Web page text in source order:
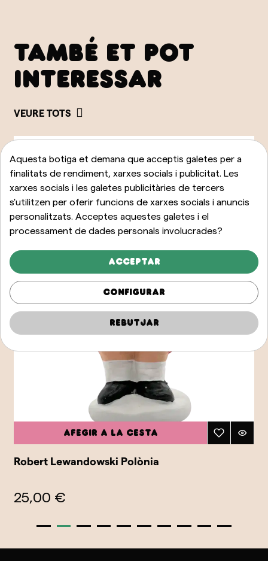
TAMBÉ ET POT
INTERESSAR
VEURE TOTS
Afegir a la cesta
Robert Lewandowski Polònia
25,00 €
Aquesta botiga et demana que acceptis galetes per a
finalitats de rendiment, xarxes socials i publicitat. Les
xarxes socials i les galetes publicitàries de tercers
s'utilitzen per oferir funcions de xarxes socials i anuncis
personalitzats. Acceptes aquestes galetes i el
processament de dades personals involucrades?
Acceptar
Configurar
Rebutjar